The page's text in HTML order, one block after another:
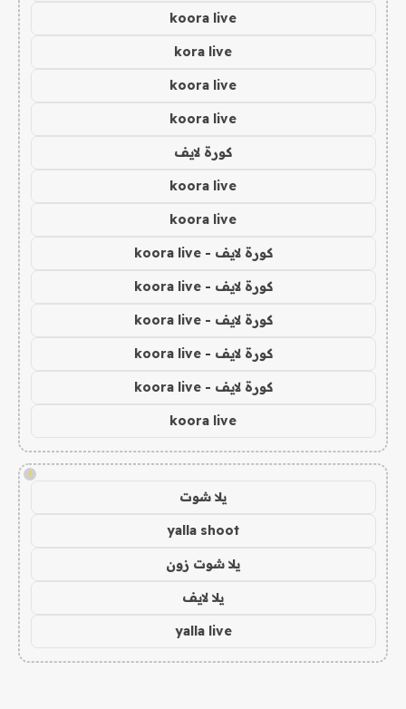
koora live
kora live
koora live
koora live
كورة لايف
koora live
koora live
كورة لايف - koora live
كورة لايف - koora live
كورة لايف - koora live
كورة لايف - koora live
كورة لايف - koora live
koora live
!
يلا شوت
yalla shoot
يلا شوت زون
يلا لايف
yalla live